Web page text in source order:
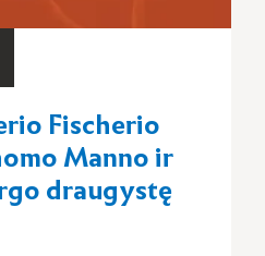
Fischerio
Manno ir
draugystę